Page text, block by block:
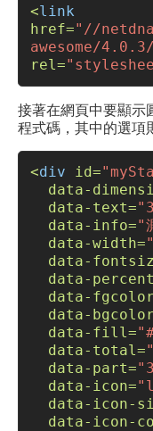
<link
href="//
awesome/
rel=
接著在網頁中要顯示
程式碼，其中的選項
<div id=
data-
data-text=
data-info="
data-width=
data-
data-percent
data-fgcolor
data-bgcolor
data-fill=
data-total=
data-part=
data-icon=
data-icon-
data-icon-